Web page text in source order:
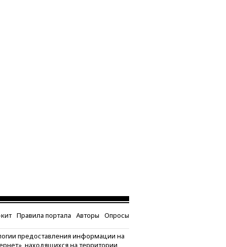
Правила портала Авторы Опросы
предоставления информации на
находящихся на территории